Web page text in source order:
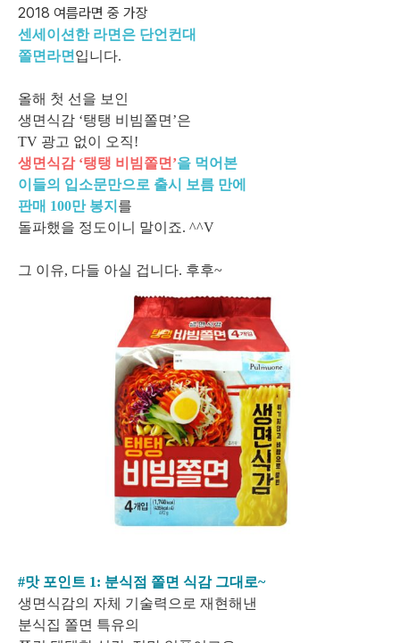
2018 여름라면 중 가장
센세이션한 라면은 단언컨대
쫄면라면 입니다.
올해 첫 선을 보인
생면식감 ‘탱탱 비빔쫄면’은
TV 광고 없이 오직!
생면식감 ‘탱탱 비빔쫄면’을 먹어본
이들의 입소문만으로 출시 보름 만에
판매 100만 봉지 를
돌파했을 정도이니 말이죠. ^^V
그 이유, 다들 아실 겁니다. 후후~
#맛 포인트 1: 분식점 쫄면 식감 그대로~
생면식감의 자체 기술력으로 재현해낸
분식집 쫄면 특유의